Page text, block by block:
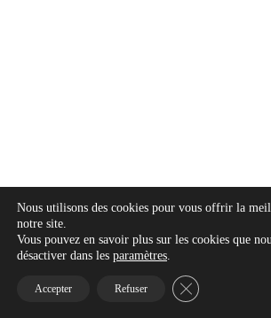
Nous utilisons des cookies pour vous offrir la
notre site.
Vous pouvez en savoir plus sur les cookies que
désactiver dans les paramètres.
Accepter Refuser Close GDPR